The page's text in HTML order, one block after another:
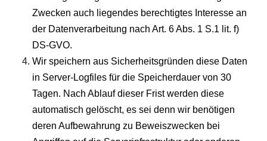
Zwecken auch liegendes berechtigtes Interesse an
der Datenverarbeitung nach Art. 6 Abs. 1 S.1 lit. f)
DS-GVO.
Wir speichern aus Sicherheitsgründen diese Daten
in Server-Logfiles für die Speicherdauer von 30
Tagen. Nach Ablauf dieser Frist werden diese
automatisch gelöscht, es sei denn wir benötigen
deren Aufbewahrung zu Beweiszwecken bei